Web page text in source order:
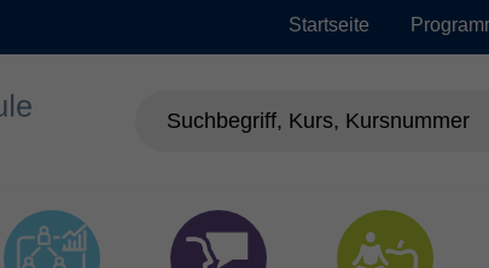
Startseite